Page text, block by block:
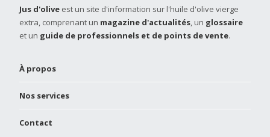
Jus d'olive est un site d'information sur l'huile d'olive vierge
extra, comprenant un magazine d'actualités, un glossaire
et un guide de professionnels et de points de vente.
À propos
Nos services
Contact